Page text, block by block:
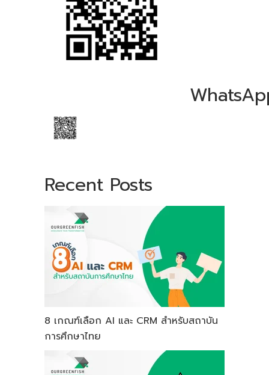
Recent Posts
8 เกณฑ์เลือก AI และ CRM สำหรับสถาบัน
การศึกษาไทย